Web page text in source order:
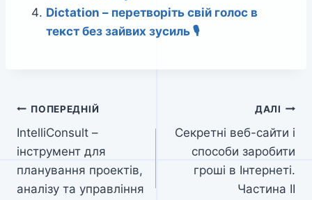
Dictation – перетворіть свій голос в
текст без зайвих зусиль 🎙️
Навігація
записів
ПОПЕРЕДНІЙ
IntelliConsult –
інструмент для
планування проектів,
аналізу та управління
ДАЛІ
Секретні веб-сайти і
способи заробити
гроші в Інтернеті.
Частина II